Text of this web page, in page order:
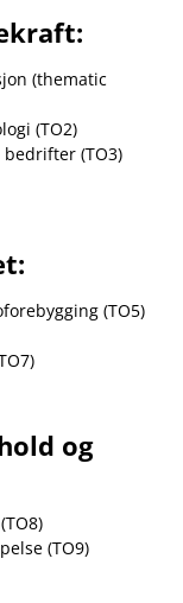
(thematic
(TO2)
(TO3)
(TO5)
og
(TO9)